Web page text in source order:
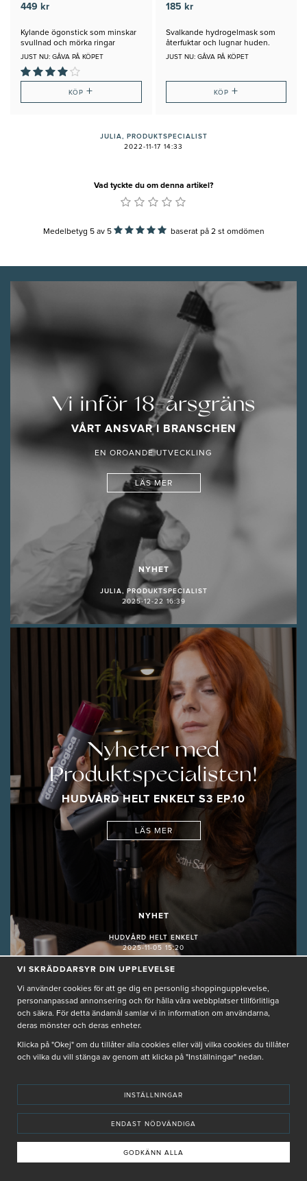
449 kr
Kylande ögonstick som minskar
svullnad och mörka ringar
JUST NU: GÅVA PÅ KÖPET
KÖP+
185 kr
Svalkande hydrogelmask som
återfuktar och lugnar huden.
JUST NU: GÅVA PÅ KÖPET
KÖP +
JULIA, PRODUKTSPECIALIST
2022-11-17 14:33
Vad tyckte du om denna artikel?
Medelbetyg 5av 5 baserat på 2st omdömen
Vi inför 18-årsgräns
VÅRT ANSVAR I BRANSCHEN
EN OROANDE UTVECKLING
LÄS MER
NYHET
JULIA, PRODUKTSPECIALIST
2025-12-22 16:39
Nyheter med
Produktspecialisten!
HUDVÅRD HELT ENKELT S3 EP.10
LÄS MER
NYHET
HUDVÅRD HELT ENKELT
2025-11-05 15:20
Exosomer med
Produktspecialisten
HUDVÅRD HELT ENKELT S.2 EP.12
VI SKRÄDDARSYR DIN UPPLEVELSE
Vi använder cookies för att ge dig en personlig shoppingupplevelse,
personanpassad annonsering och för hålla våra webbplatser tillförlitliga
och säkra. För detta ändamål samlar vi in information om användarna,
deras mönster och deras enheter.
Klicka på "Okej" om du tillåter alla cookies eller välj vilka cookies du tillåter
och vilka du vill stänga av genom att klicka på "Inställningar" nedan.
INSTÄLLNINGAR
ENDAST NÖDVÄNDIGA
GODKÄNN ALLA